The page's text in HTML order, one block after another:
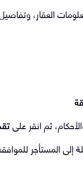
وتفاصيل
ثم انقر على
إلى المستأجر